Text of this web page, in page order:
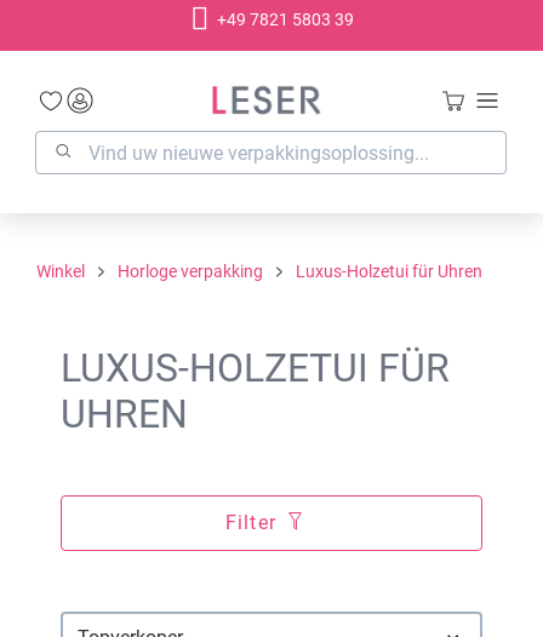
+49 7821 5803 39
Winkel Horloge verpakking Luxus-Holzetui für Uhren
LUXUS-HOLZETUI FÜR
UHREN
Filter